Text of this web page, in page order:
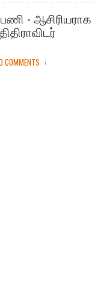
- ஆசிரியராக
COMMENTS